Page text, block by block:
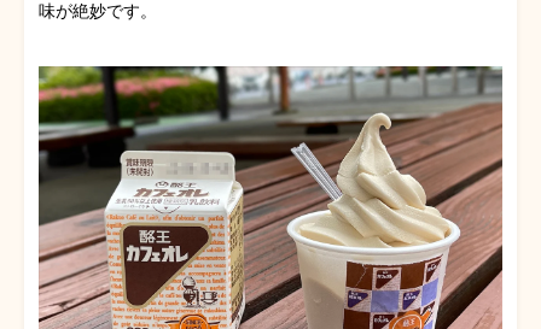
味が絶妙です。